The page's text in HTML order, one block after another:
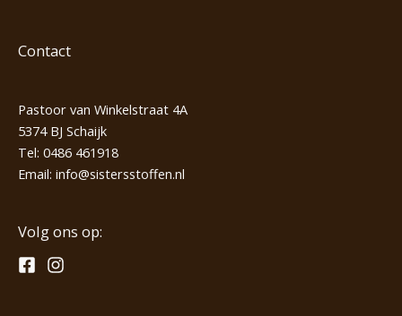
Contact
Pastoor van Winkelstraat 4A
5374 BJ Schaijk
Tel: 0486 461918
Email: info@sistersstoffen.nl
Volg ons op: